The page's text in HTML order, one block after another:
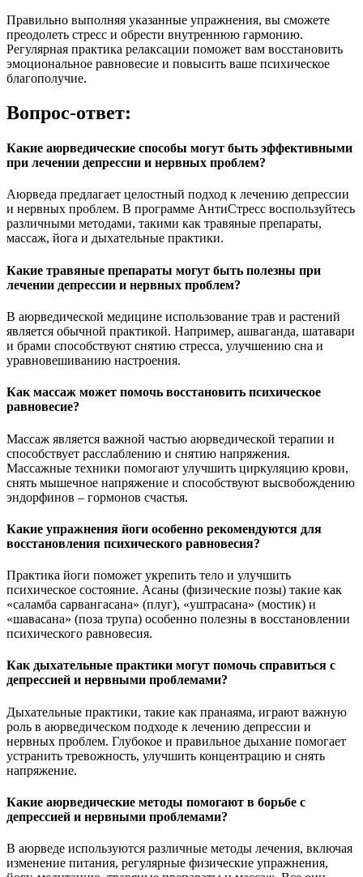
Правильно выполняя указанные упражнения, вы сможете
преодолеть стресс и обрести внутреннюю гармонию.
Регулярная практика релаксации поможет вам восстановить
эмоциональное равновесие и повысить ваше психическое
благополучие.
Вопрос-ответ:
Какие аюрведические способы могут быть эффективными
при лечении депрессии и нервных проблем?
Аюрведа предлагает целостный подход к лечению депрессии
и нервных проблем. В программе АнтиСтресс воспользуйтесь
различными методами, такими как травяные препараты,
массаж, йога и дыхательные практики.
Какие травяные препараты могут быть полезны при
лечении депрессии и нервных проблем?
В аюрведической медицине использование трав и растений
является обычной практикой. Например, ашваганда, шатавари
и брами способствуют снятию стресса, улучшению сна и
уравновешиванию настроения.
Как массаж может помочь восстановить психическое
равновесие?
Массаж является важной частью аюрведической терапии и
способствует расслаблению и снятию напряжения.
Массажные техники помогают улучшить циркуляцию крови,
снять мышечное напряжение и способствуют высвобождению
эндорфинов – гормонов счастья.
Какие упражнения йоги особенно рекомендуются для
восстановления психического равновесия?
Практика йоги поможет укрепить тело и улучшить
психическое состояние. Асаны (физические позы) такие как
«саламба сарвангасана» (плуг), «уштрасана» (мостик) и
«шавасана» (поза трупа) особенно полезны в восстановлении
психического равновесия.
Как дыхательные практики могут помочь справиться с
депрессией и нервными проблемами?
Дыхательные практики, такие как пранаяма, играют важную
роль в аюрведическом подходе к лечению депрессии и
нервных проблем. Глубокое и правильное дыхание помогает
устранить тревожность, улучшить концентрацию и снять
напряжение.
Какие аюрведические методы помогают в борьбе с
депрессией и нервными проблемами?
В аюрведе используются различные методы лечения, включая
изменение питания, регулярные физические упражнения,